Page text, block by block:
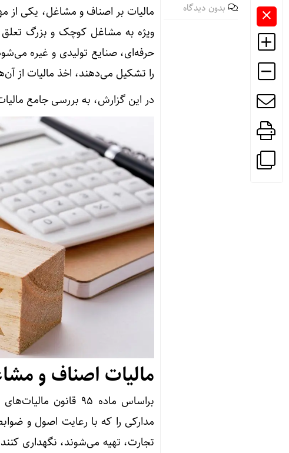
بدون دیدگاه
مالیات بر اصناف و مشاغل، یکی
ویژه به مشاغل کوچک و بزرگ
حرفه‌ای، صنایع تولیدی و غیره
را تشکیل می‌دهند، اخذ مالیات از
در این گزارش، به بررسی جامع
مالیات اصناف و
براساس ماده ۹۵
مدارکی را که با رعایت اصول و
تجارت، تهیه می‌شوند، نگهداری